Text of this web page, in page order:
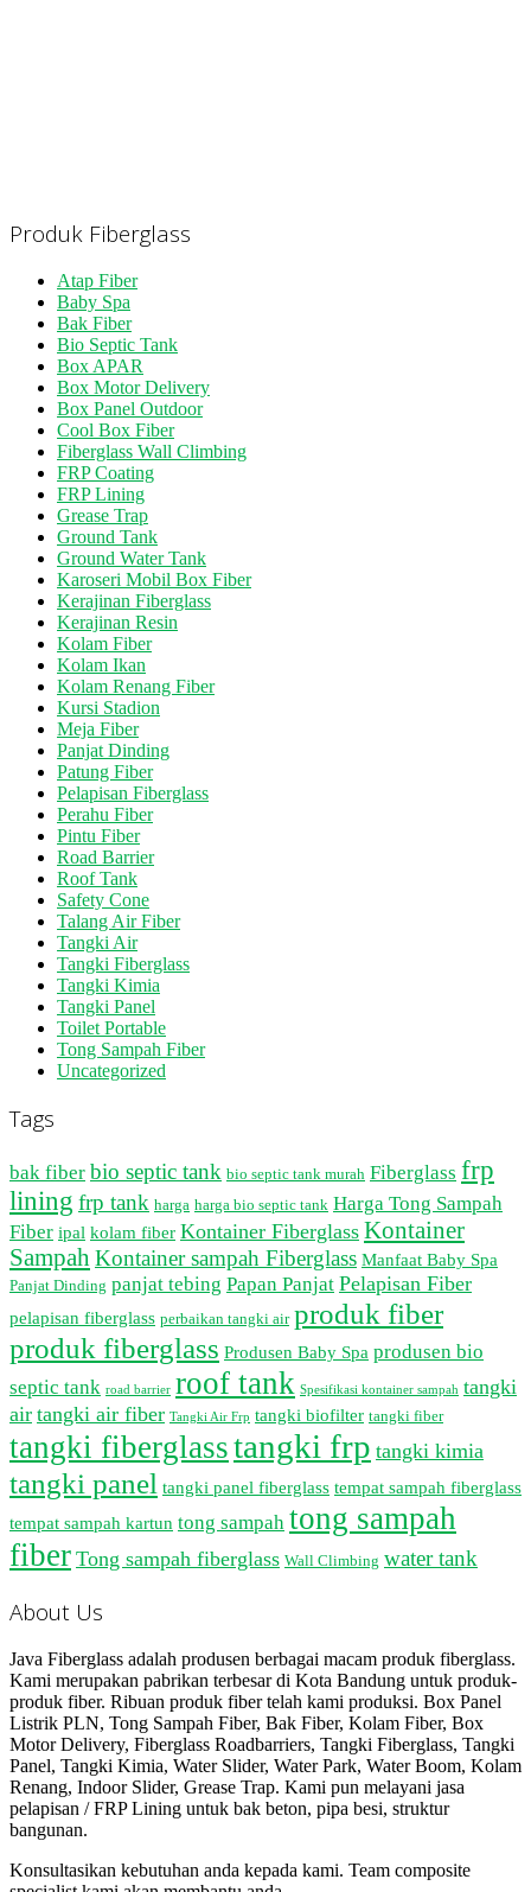
Produk Fiberglass
Atap Fiber
Baby Spa
Bak Fiber
Bio Septic Tank
Box APAR
Box Motor Delivery
Box Panel Outdoor
Cool Box Fiber
Fiberglass Wall Climbing
FRP Coating
FRP Lining
Grease Trap
Ground Tank
Ground Water Tank
Karoseri Mobil Box Fiber
Kerajinan Fiberglass
Kerajinan Resin
Kolam Fiber
Kolam Ikan
Kolam Renang Fiber
Kursi Stadion
Meja Fiber
Panjat Dinding
Patung Fiber
Pelapisan Fiberglass
Perahu Fiber
Pintu Fiber
Road Barrier
Roof Tank
Safety Cone
Talang Air Fiber
Tangki Air
Tangki Fiberglass
Tangki Kimia
Tangki Panel
Toilet Portable
Tong Sampah Fiber
Uncategorized
Tags
bak fiber bio septic tank bio septic tank murah Fiberglass frp
lining frp tank harga harga bio septic tank Harga Tong Sampah
Fiber ipal kolam fiber Kontainer Fiberglass Kontainer
Sampah Kontainer sampah Fiberglass Manfaat Baby Spa
Panjat Dinding panjat tebing Papan Panjat Pelapisan Fiber
pelapisan fiberglass perbaikan tangki air produk fiber
produk fiberglass Produsen Baby Spa produsen bio
septic tank road barrier roof tank Spesifikasi kontainer sampah tangki
air tangki air fiber Tangki Air Frp tangki biofilter tangki fiber
tangki fiberglasstangki frp tangki kimia
tangki panel tangki panel fiberglass tempat sampah fiberglass
tempat sampah kartun tong sampah tong sampah
fiber Tong sampah fiberglass Wall Climbing water tank
About Us
Java Fiberglass adalah produsen berbagai macam produk fiberglass.
Kami merupakan pabrikan terbesar di Kota Bandung untuk produk-
produk fiber. Ribuan produk fiber telah kami produksi. Box Panel
Listrik PLN, Tong Sampah Fiber, Bak Fiber, Kolam Fiber, Box
Motor Delivery, Fiberglass Roadbarriers, Tangki Fiberglass, Tangki
Panel, Tangki Kimia, Water Slider, Water Park, Water Boom, Kolam
Renang, Indoor Slider, Grease Trap. Kami pun melayani jasa
pelapisan / FRP Lining untuk bak beton, pipa besi, struktur
bangunan.
Konsultasikan kebutuhan anda kepada kami. Team composite